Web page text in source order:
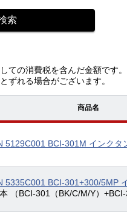
ての消費税を含んだ金額です。
ずれる場合がございます。
商品名
5129C001 BCI-301M インクタ
5335C001 BCI-301+300/5MP
（BCI-301（BK/C/M/Y）